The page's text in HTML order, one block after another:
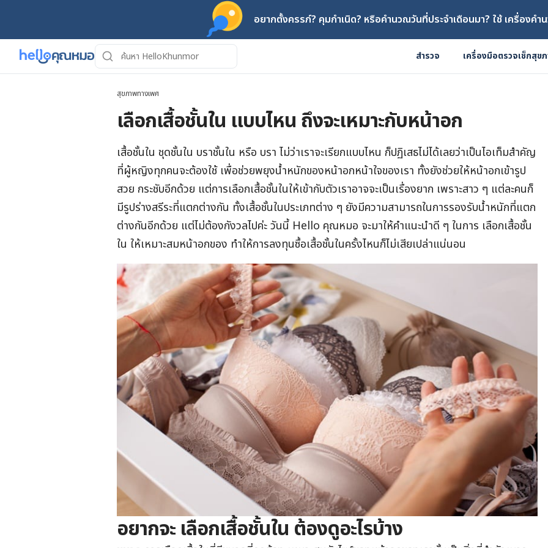
อยากตั้งครรภ์? คุมกำเนิด? หรือคำนวณวันที่ประจำเดือนมา? ใช้ เครื่องคำ
สำรวจ เครื่องมือตรวจเช็กสุข
สุขภาพทางเพศ
เลือกเสื้อชั้นใน แบบไหน ถึงจะเหมาะกับหน้าอก
เสื้อชั้นใน ชุดชั้นใน บราชั้นใน หรือ บรา ไม่ว่าเราจะเรียกแบบไหน ก็ปฏิเสธไม่ได้เลยว่าเป็นไอเท็มสำคัญ
ที่ผู้หญิงทุกคนจะต้องใช้ เพื่อช่วยพยุงน้ำหนักของหน้าอกหน้าใจของเรา ทั้งยังช่วยให้หน้าอกเข้ารูป
สวย กระชับอีกด้วย แต่การเลือกเสื้อชั้นในให้เข้ากับตัวเราอาจจะเป็นเรื่องยาก เพราะสาว ๆ แต่ละคนก็
มีรูปร่างสรีระที่แตกต่างกัน ทั้งเสื้อชั้นในประเภทต่าง ๆ ยังมีความสามารถในการรองรับน้ำหนักที่แตก
ต่างกันอีกด้วย แต่ไม่ต้องกังวลไปค่ะ วันนี้ Hello คุณหมอ จะมาให้คำแนะนำดี ๆ ในการ เลือกเสื้อชั้น
ใน ให้เหมาะสมหน้าอกของ ทำให้การลงทุนซื้อเสื้อชั้นในครั้งไหนก็ไม่เสียเปล่าแน่นอน
อยากจะ เลือกเสื้อชั้นใน ต้องดูอะไรบ้าง